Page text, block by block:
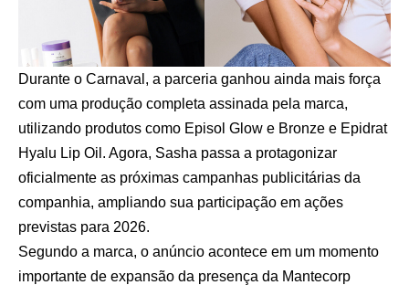
Durante o Carnaval, a parceria ganhou ainda mais força
com uma produção completa assinada pela marca,
utilizando produtos como Episol Glow e Bronze e Epidrat
Hyalu Lip Oil. Agora, Sasha passa a protagonizar
oficialmente as próximas campanhas publicitárias da
companhia, ampliando sua participação em ações
previstas para 2026.
Segundo a marca, o anúncio acontece em um momento
importante de expansão da presença da Mantecorp